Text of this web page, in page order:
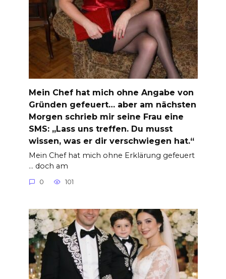
Mein Chef hat mich ohne Angabe von
Gründen gefeuert… aber am nächsten
Morgen schrieb mir seine Frau eine
SMS: „Lass uns treffen. Du musst
wissen, was er dir verschwiegen hat.“
Mein Chef hat mich ohne Erklärung gefeuert
… doch am
0 101